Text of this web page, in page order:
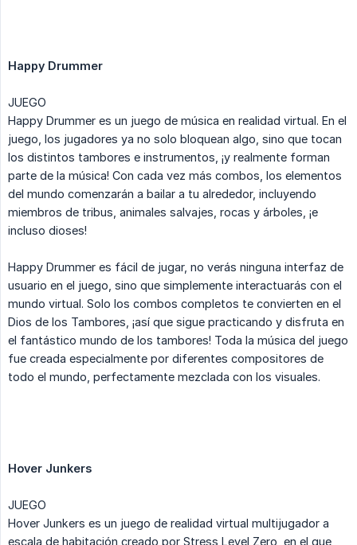
Happy Drummer
JUEGO
Happy Drummer es un juego de música en realidad virtual. En el
juego, los jugadores ya no solo bloquean algo, sino que tocan
los distintos tambores e instrumentos, ¡y realmente forman
parte de la música! Con cada vez más combos, los elementos
del mundo comenzarán a bailar a tu alrededor, incluyendo
miembros de tribus, animales salvajes, rocas y árboles, ¡e
incluso dioses!
Happy Drummer es fácil de jugar, no verás ninguna interfaz de
usuario en el juego, sino que simplemente interactuarás con el
mundo virtual. Solo los combos completos te convierten en el
Dios de los Tambores, ¡así que sigue practicando y disfruta en
el fantástico mundo de los tambores! Toda la música del juego
fue creada especialmente por diferentes compositores de
todo el mundo, perfectamente mezclada con los visuales.
Hover Junkers
JUEGO
Hover Junkers es un juego de realidad virtual multijugador a
escala de habitación creado por Stress Level Zero, en el que